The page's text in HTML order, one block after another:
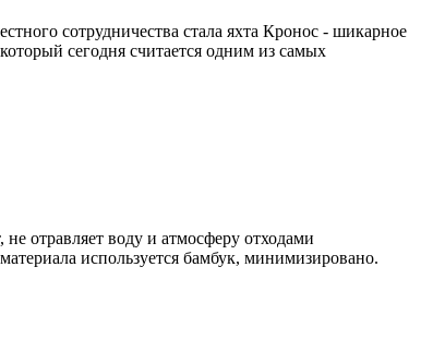
сотрудничества стала яхта Кронос - шикарное
сегодня считается одним из самых
отравляет воду и атмосферу отходами
используется бамбук, минимизировано.